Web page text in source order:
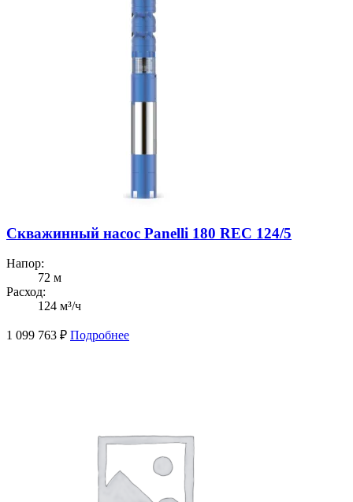
Скважинный насос Panelli 180 REC 124/5
Напор:
72 м
Расход:
124 м³/ч
1 099 763 ₽ Подробнее